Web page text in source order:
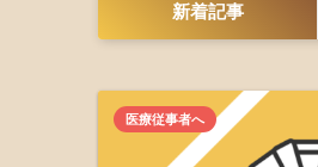
新着記事
医療従事者へ